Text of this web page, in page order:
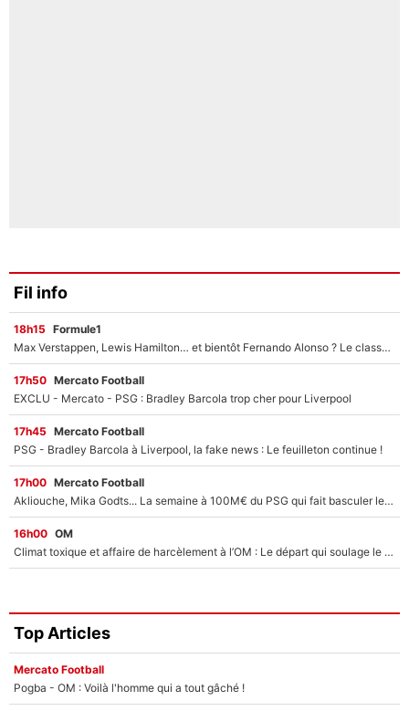
Fil info
18h15 Formule1
Max Verstappen, Lewis Hamilton… et bientôt Fernando Alonso ? Le classement des pilotes les mieux payés en Formule 1 risque de changer !
17h50 Mercato Football
EXCLU - Mercato - PSG : Bradley Barcola trop cher pour Liverpool
17h45 Mercato Football
PSG - Bradley Barcola à Liverpool, la fake news : Le feuilleton continue !
17h00 Mercato Football
Akliouche, Mika Godts... La semaine à 100M€ du PSG qui fait basculer le mercato du PSG !
16h00 OM
Climat toxique et affaire de harcèlement à l’OM : Le départ qui soulage le vestiaire de Bruno Genesio
Top Articles
Mercato Football
Pogba - OM : Voilà l'homme qui a tout gâché !